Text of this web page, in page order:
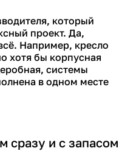
который
проект. Да,
Например, кресло
хотя бы корпусная
системы
в одном месте
и с запасом